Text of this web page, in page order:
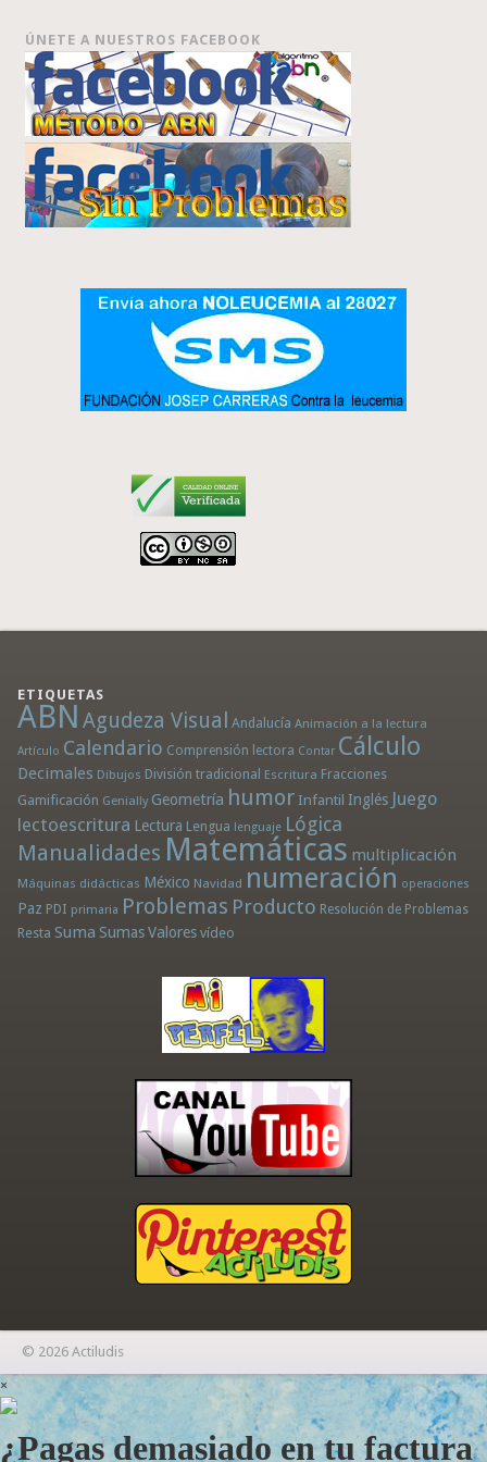
ÚNETE A NUESTROS FACEBOOK
ETIQUETAS
ABN Agudeza Visual Andalucía Animación a la lectura
Artículo Calendario Comprensión lectora Contar Cálculo
Decimales Dibujos División tradicional Escritura Fracciones
Gamificación Genially Geometría humor Infantil Inglés Juego
lectoescritura Lectura Lengua lenguaje Lógica
Manualidades Matemáticas multiplicación
Máquinas didácticas México Navidad numeración operaciones
Paz PDI primaria Problemas Producto Resolución de Problemas
Resta Suma Sumas Valores vídeo
© 2026 Actiludis
×
¿Pagas demasiado en tu factura